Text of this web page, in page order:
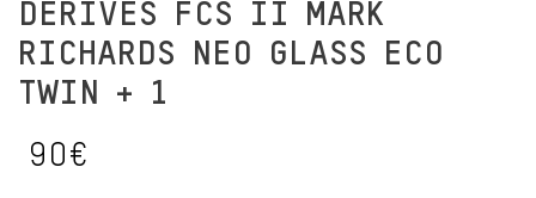
DÉRIVES FCS II MARK
RICHARDS NEO GLASS ECO
TWIN + 1
90€